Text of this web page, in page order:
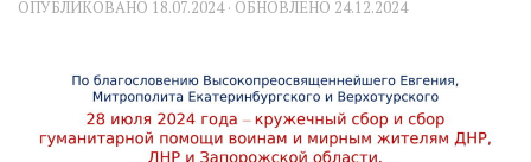
ОПУБЛИКОВАНО 18.07.2024· ОБНОВЛЕНО 24.12.2024